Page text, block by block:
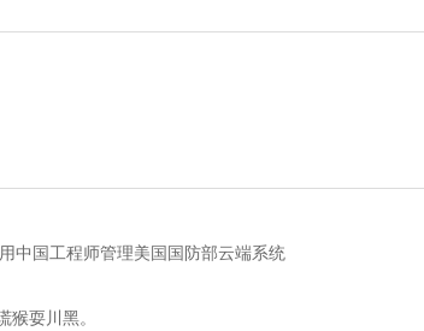
中国工程师管理美国国防部云端系统
猴耍川黑。